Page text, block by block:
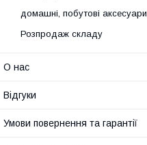
домашні, побутові аксесуари
Розпродаж складу
О нас
Відгуки
Умови повернення та гарантії